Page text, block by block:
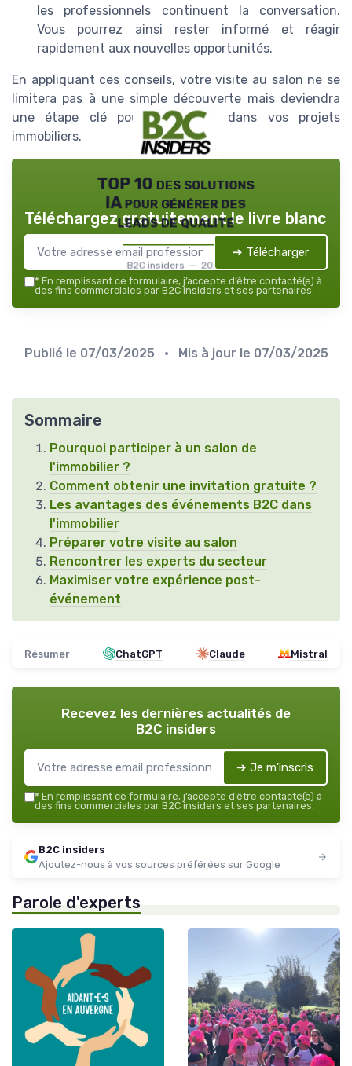
les professionnels continuent la conversation.
Vous pourrez ainsi rester informé et réagir
rapidement aux nouvelles opportunités.
En appliquant ces conseils, votre visite au salon ne se
limitera pas à une simple découverte mais deviendra
une étape clé pour progresser dans vos projets
immobiliers.
TOP 10 des solutions
IA pour générer des
leads de qualité
B2C insiders — 2026
Téléchargez gratuitement le livre blanc
➔ Télécharger
* En remplissant ce formulaire, j’accepte d’être contacté(e) à
des fins commerciales par B2C insiders et ses partenaires.
Publié le 07/03/2025 • Mis à jour le 07/03/2025
Sommaire
Pourquoi participer à un salon de
l'immobilier ?
Comment obtenir une invitation gratuite ?
Les avantages des événements B2C dans
l'immobilier
Préparer votre visite au salon
Rencontrer les experts du secteur
Maximiser votre expérience post-
événement
Résumer ChatGPT Claude Mistral
Recevez les dernières actualités de
B2C insiders
➔ Je m'inscris
* En remplissant ce formulaire, j’accepte d’être contacté(e) à
des fins commerciales par B2C insiders et ses partenaires.
B2C insiders
Ajoutez-nous à vos sources préférées sur Google
Parole d'experts